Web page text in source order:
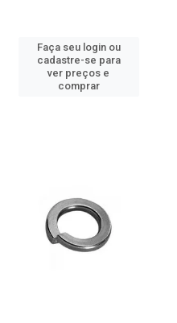
Faça seu login ou
cadastre-se para
ver preços e
comprar